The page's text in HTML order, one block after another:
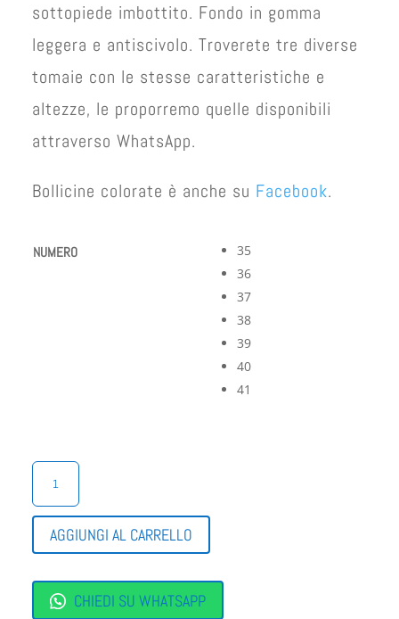
sottopiede imbottito. Fondo in gomma
leggera e antiscivolo. Troverete tre diverse
tomaie con le stesse caratteristiche e
altezze, le proporremo quelle disponibili
attraverso WhatsApp.
Bollicine colorate è anche su Facebook.
NUMERO
35
36
37
38
39
40
41
PANTOFOLE
ZEPPA
ALTA
QUANTITÀ
AGGIUNGI AL CARRELLO
CHIEDI SU WHATSAPP